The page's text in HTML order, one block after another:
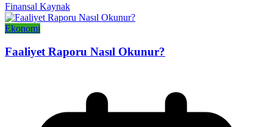
Finansal Kaynak
Ekonomi
Faaliyet Raporu Nasıl Okunur?